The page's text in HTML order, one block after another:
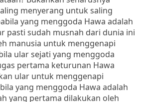
menyerang untuk saling
yang menggoda Hawa adalah
pasti sudah musnah dari dunia ini
manusia untuk menggenapi
ular sejati yang menggoda
pertama keturunan Hawa
ular untuk menggenapi
yang menggoda Hawa adalah
yang pertama dilakukan oleh